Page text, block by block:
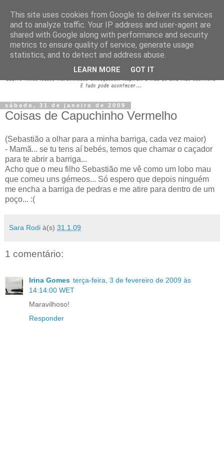
sábado, 31 de janeiro de 2009
Coisas de Capuchinho Vermelho
(Sebastião a olhar para a minha barriga, cada vez maior)
- Mamã... se tu tens aí bebés, temos que chamar o caçador
para te abrir a barriga...
Acho que o meu filho Sebastião me vê como um lobo mau
que comeu uns gémeos... Só espero que depois ninguém
me encha a barriga de pedras e me atire para dentro de um
poço... :(
Sara Rodi à(s) 31.1.09
1 comentário:
Irina Gomes terça-feira, 3 de fevereiro de 2009 às
14:14:00 WET
Maravilhoso!
Responder
This site uses cookies from Google to deliver its services
and to analyze traffic. Your IP address and user-agent are
shared with Google along with performance and security
metrics to ensure quality of service, generate usage
statistics, and to detect and address abuse.
LEARN MORE GOT IT